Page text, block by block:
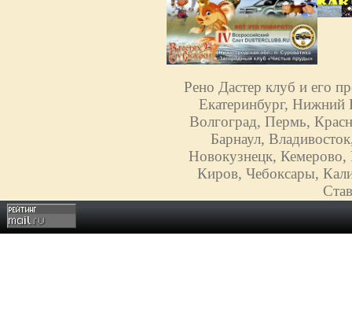
Рено Дастер клуб и его
Екатеринбург, Нижний
Волгоград, Пермь,
Барнаул,
Новокузнецк,
Киров, Чебоксары,